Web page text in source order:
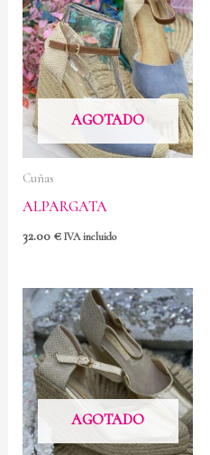
AGOTADO
Cuñas
ALPARGATA
32.00 € IVA incluido
AGOTADO